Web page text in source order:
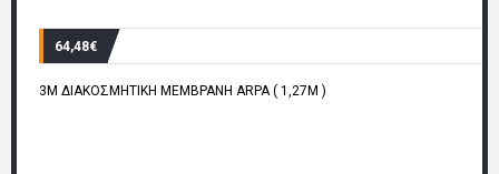
64,48€
3M ΔΙΑΚΟΣΜΗΤΙΚΗ ΜΕΜΒΡΑΝΗ ARPA ( 1,27M )